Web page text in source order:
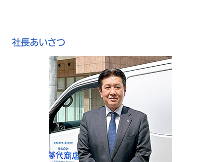
社長あいさつ